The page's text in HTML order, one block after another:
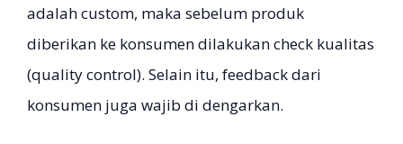
adalah custom, maka sebelum produk
diberikan ke konsumen dilakukan check kualitas
(quality control). Selain itu, feedback dari
konsumen juga wajib di dengarkan.